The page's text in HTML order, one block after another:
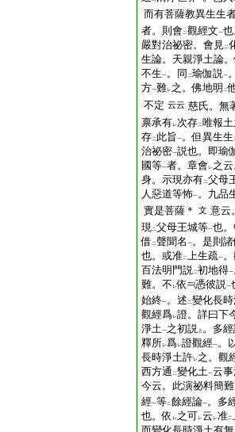
而有菩薩教異生生
者。則會二觀經文一
嚴對治祕密。會見二
生論。天親淨土論
不生一。同 二瑜伽説一
方一難レ之。佛地明 二
不定 云云 慈氏。無
禀承有レ次存二唯報
存二 此旨一。但異生生
治祕密一説也。即瑜
國等一者。章會レ之
身。示現亦有二父母
人惡道等怖一。九品
實是菩薩＊
文 意云
現二父母王城等一也
借 二聲聞名 一。是則
也。或准二上生疏一
百法明門説二初地得一
難。不 レ依 憑彼説一
始終一。述 二變化長
觀經爲レ證。詳曰下
淨土一之初説 上 。多
釋所レ爲レ證觀經一。
長時淨土許レ之。觀
西方通 二變化土一云
今云。此演祕料簡難
經一等二餘經論一。多
也。依 レ之可レ云 レ准二